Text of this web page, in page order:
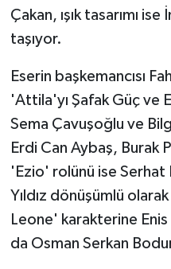
Çakan, ışık tasarımı
taşıyor.
Eserin başkemancısı
'Attila'yı Şafak Güç ve
Sema Çavuşoğlu ve
Erdi Can Aybaş, Burak
'Ezio' rolünü ise Serhat
Yıldız dönüşümlü
Leone' karakterine
da Osman Serkan